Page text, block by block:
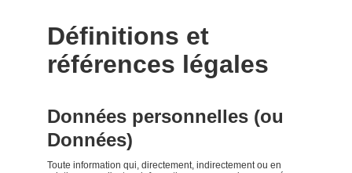
Définitions et
références légales
Données personnelles (ou
Données)
Toute information qui, directement, indirectement ou en